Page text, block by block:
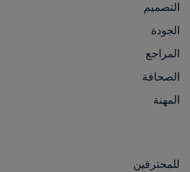
التصميم
الجودة
المراجع
الصحافة
المهنة
للمحترفين